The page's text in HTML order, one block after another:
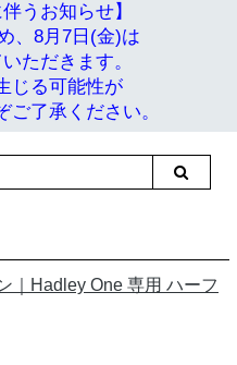
うお知らせ】
、8月7日(金)は
ただきます。
じる可能性が
ご了承ください。
｜Hadley One 専用 ハーフ